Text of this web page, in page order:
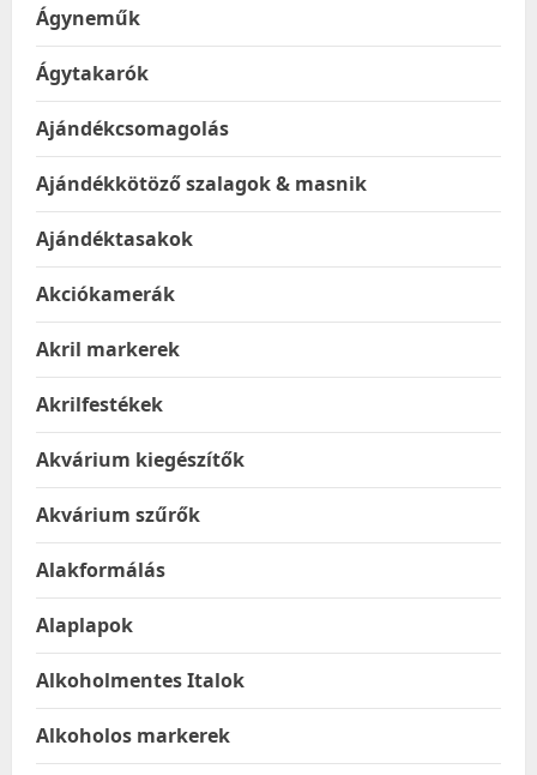
Ágyneműk
Ágytakarók
Ajándékcsomagolás
Ajándékkötöző szalagok & masnik
Ajándéktasakok
Akciókamerák
Akril markerek
Akrilfestékek
Akvárium kiegészítők
Akvárium szűrők
Alakformálás
Alaplapok
Alkoholmentes Italok
Alkoholos markerek